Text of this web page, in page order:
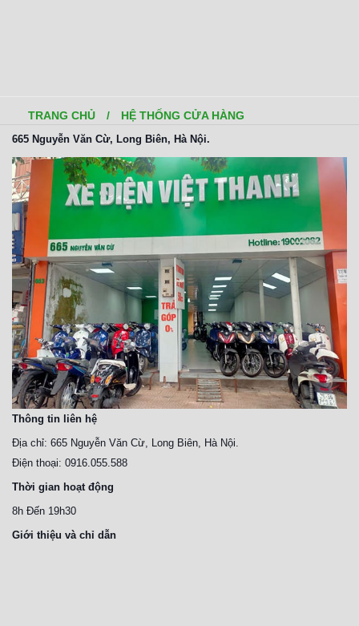
TRANG CHỦ / HỆ THỐNG CỬA HÀNG
665 Nguyễn Văn Cừ, Long Biên, Hà Nội.
Thông tin liên hệ
Địa chỉ: 665 Nguyễn Văn Cừ, Long Biên, Hà Nội.
Điện thoại: 0916.055.588
Thời gian hoạt động
8h Đến 19h30
Giới thiệu và chỉ dẫn